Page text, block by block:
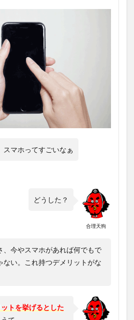
スマホってすごいなぁ
合理天狗
どうした？
、今やスマホがあれば何でもで
ない。これ持つデメリットがな
トを挙げるとした